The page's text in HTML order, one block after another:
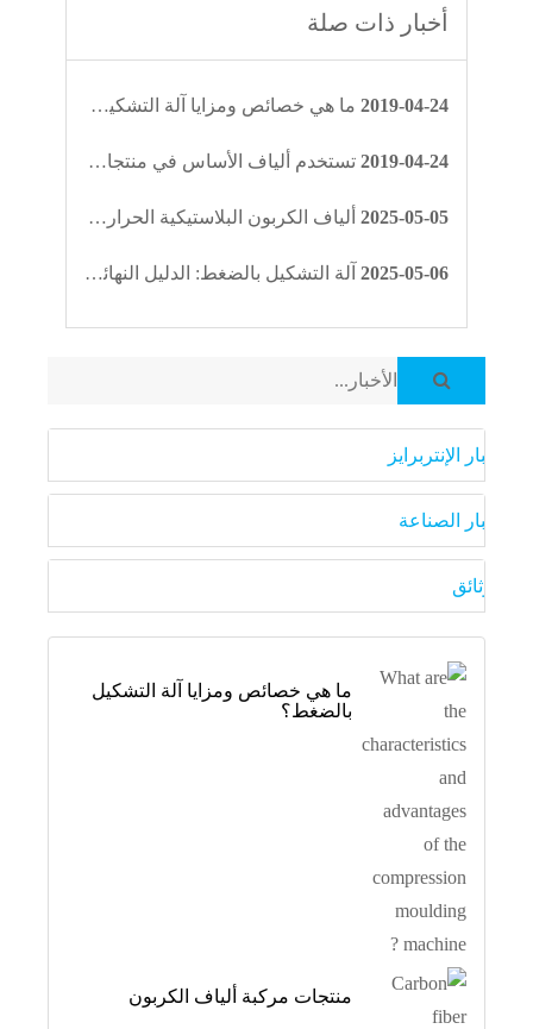
أخبار ذات صلة
2019-04-24 ما هي خصائص ومزايا آلة التشكيل بالضغط؟
2019-04-24 تستخدم ألياف الأساس في منتجات المطاط
2025-05-05 ألياف الكربون البلاستيكية الحرارية: ثورة في التصنيع من خلال حلول خفيفة الوزن وعالية القوة
2025-05-06 آلة التشكيل بالضغط: الدليل النهائي لحلول التصنيع عالية الأداء من تشياوليان
أخبار الإنتربرايز
أخبار الصناعة
الوثائق
ما هي خصائص ومزايا آلة التشكيل
بالضغط؟
منتجات مركبة ألياف الكربون